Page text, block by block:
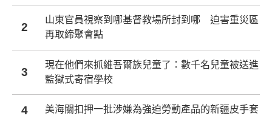
2
山東官員視察到哪基督教場所封到哪 迫害重災區
再取締聚會點
3
現在他們來抓維吾爾族兒童了：數千名兒童被送進
監獄式寄宿學校
4 美海關扣押一批涉嫌為強迫勞動產品的新疆皮手套